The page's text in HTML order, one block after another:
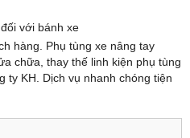
với bánh xe
hàng. Phụ tùng xe nâng tay
chữa, thay thế linh kiện phụ tùng
ty KH. Dịch vụ nhanh chóng tiện